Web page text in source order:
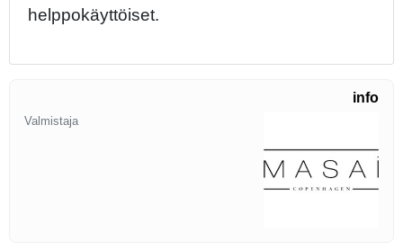
helppokäyttöiset.
info
Valmistaja